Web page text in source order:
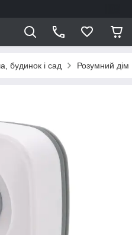
будинок і сад Розумний дім